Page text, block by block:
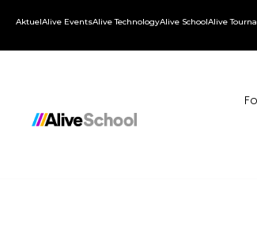
AktuelAlive EventsAlive TechnologyAlive SchoolAlive